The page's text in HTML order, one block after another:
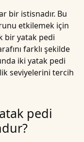
bir istisnadır. Bu
etkilemek için
bir yatak pedi
farklı şekilde
iki yatak pedi
seviyelerini tercih
pedi